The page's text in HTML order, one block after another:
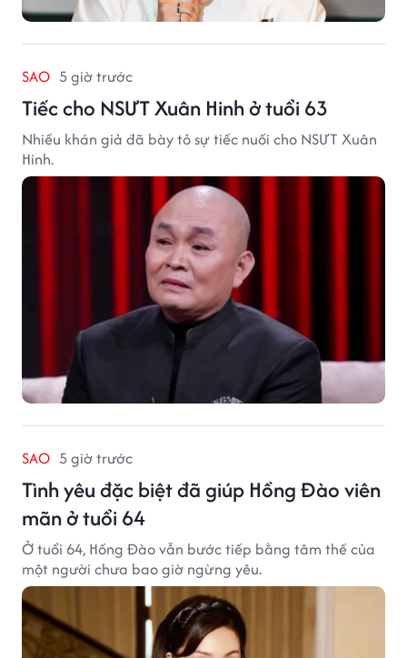
SAO 5 giờ trước
Tiếc cho NSƯT Xuân Hinh ở tuổi 63
Nhiều khán giả đã bày tỏ sự tiếc nuối cho NSƯT Xuân
Hinh.
SAO 5 giờ trước
Tình yêu đặc biệt đã giúp Hồng Đào viên
mãn ở tuổi 64
Ở tuổi 64, Hồng Đào vẫn bước tiếp bằng tâm thế của
một người chưa bao giờ ngừng yêu.